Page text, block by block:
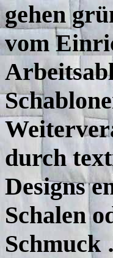
gehen
vom
durch
Designs
Schalen